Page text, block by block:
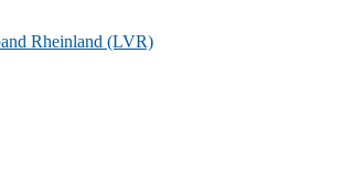
Rheinland (LVR)